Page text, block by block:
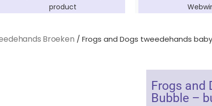
product
Broeken / Frogs and Dogs tweedehands
Frogs and
Bubble –